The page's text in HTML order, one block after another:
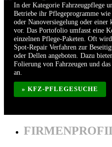
In der Kategorie Fahrzeugpflege
Betriebe ihr Pflegeprogramme
oder Nanoversiegelung oder
vor. Das Portofolio umfasst eine
einzelnen Pflege-Paketen. Oft
Spot-Repair Verfahren zur
oder Dellen angeboten. Dazu
Folierung von Fahrzeugen und
an.
» KFZ-PFLEGESUCHE